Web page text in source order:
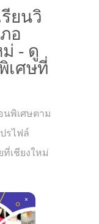
ยนวิ
อ
- ดู
เศษที่
นพิเศษตาม
รไฟล์
เชียงใหม่